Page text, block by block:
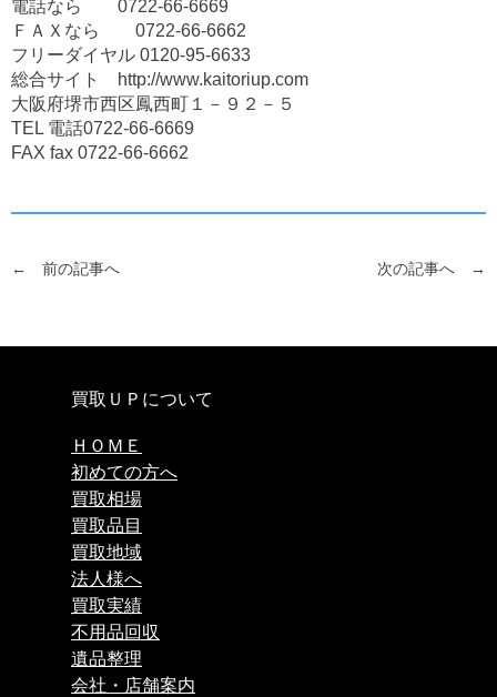
電話なら 0722-66-6669
ＦＡＸなら 0722-66-6662
フリーダイヤル 0120-95-6633
総合サイト
http://www.kaitoriup.com
大阪府堺市西区鳳西町１－９２－５
TEL 電話0722-66-6669
FAX fax 0722-66-6662
← 前の記事へ 次の記事へ →
買取ＵＰについて
ＨＯＭＥ
初めての方へ
買取相場
買取品目
買取地域
法人様へ
買取実績
不用品回収
遺品整理
会社・店舗案内